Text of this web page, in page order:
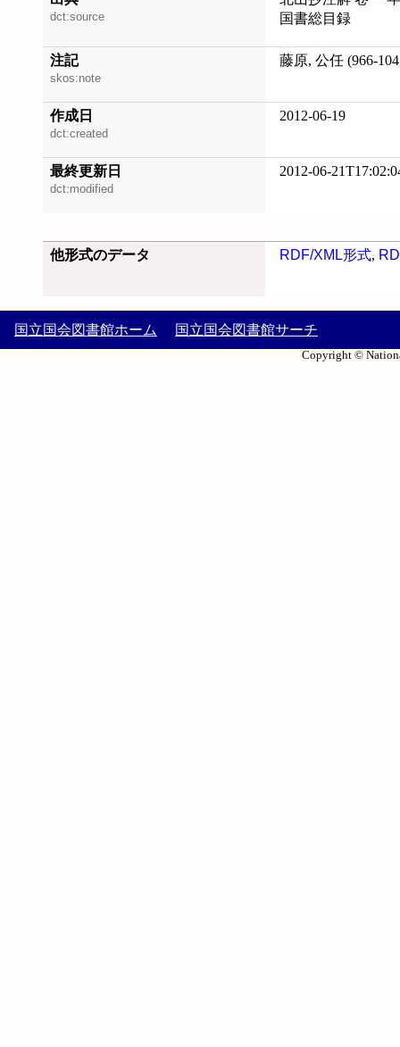
dct:source
国書総目録
注記
skos:note
藤原, 公任 (966-
作成日
dct:created
2012-06-19
最終更新日
dct:modified
2012-06-
他形式のデータ RDF/XML形式,
国立国会図書館ホーム 国立国会図書館サーチ
Copyright ©